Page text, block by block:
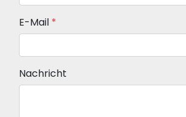
E-Mail *
Nachricht